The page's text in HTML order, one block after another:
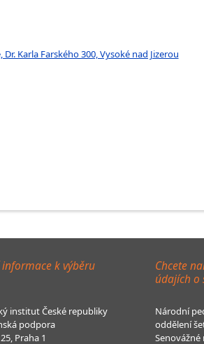
Karla Farského 300, Vysoké nad Jizerou
k výběru
institut České republiky
podpora
Praha 1
Chcete
údajích o
Národní
oddělení
Senovážné